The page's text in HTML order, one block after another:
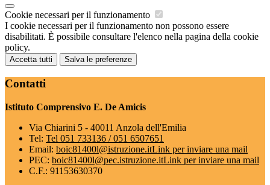
Cookie necessari per il funzionamento
I cookie necessari per il funzionamento non possono essere
disabilitati. È possibile consultare l'elenco nella pagina della cookie
policy.
Accetta tutti Salva le preferenze
Contatti
Istituto Comprensivo E. De Amicis
Via Chiarini 5 - 40011 Anzola dell'Emilia
Tel: Tel 051 733136 / 051 6507651
Email: boic81400l@istruzione.itLink per inviare una mail
PEC: boic81400l@pec.istruzione.itLink per inviare una mail
C.F.: 91153630370